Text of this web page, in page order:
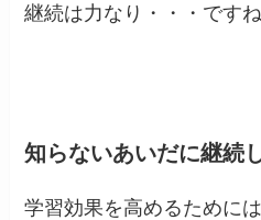
継続は力なり・・・ですね
知らないあいだに継続
学習効果を高めるために